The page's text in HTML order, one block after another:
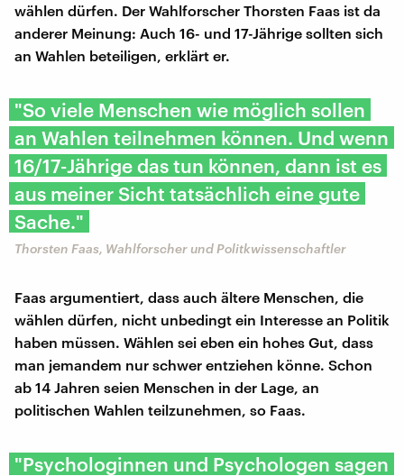
wählen dürfen. Der Wahlforscher Thorsten Faas ist da
anderer Meinung: Auch 16- und 17-Jährige sollten sich
an Wahlen beteiligen, erklärt er.
"So viele Menschen wie möglich sollen
an Wahlen teilnehmen können. Und wenn
16/17-Jährige das tun können, dann ist es
aus meiner Sicht tatsächlich eine gute
Sache."
Thorsten Faas, Wahlforscher und Politkwissenschaftler
Faas argumentiert, dass auch ältere Menschen, die
wählen dürfen, nicht unbedingt ein Interesse an Politik
haben müssen. Wählen sei eben ein hohes Gut, dass
man jemandem nur schwer entziehen könne. Schon
ab 14 Jahren seien Menschen in der Lage, an
politischen Wahlen teilzunehmen, so Faas.
"Psychologinnen und Psychologen sagen